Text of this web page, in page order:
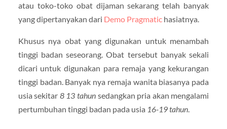
atau toko-toko obat dijaman sekarang telah banyak
yang dipertanyakan dari Demo Pragmatichasiatnya.
Khusus nya obat yang digunakan untuk menambah
tinggi badan seseorang. Obat tersebut banyak sekali
dicari untuk digunakan para remaja yang kekurangan
tinggi badan. Banyak nya remaja wanita biasanya pada
usia sekitar 8 13 tahun sedangkan pria akan mengalami
pertumbuhan tinggi badan pada usia 16-19 tahun.